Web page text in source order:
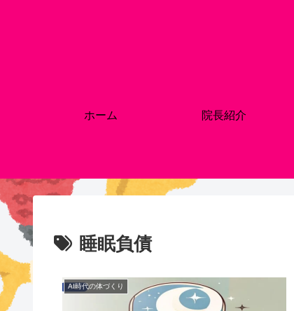
ホーム 院長紹介
睡眠負債
AI時代の体づくり